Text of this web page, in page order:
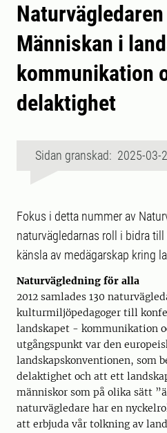
Människan i
kommunikation
delaktighet
Sidan granskad: 2025-03-
Fokus i detta nummer av
naturvägledarnas roll i bidra
känsla av medägarskap kring
Naturvägledning för alla
2012 samlades 130
kulturmiljöpedagoger till
landskapet - kommunikation
utgångspunkt var den
landskapskonventionen, som
delaktighet och att ett
människor som på olika sätt
naturvägledare har en
att erbjuda vår tolkning av